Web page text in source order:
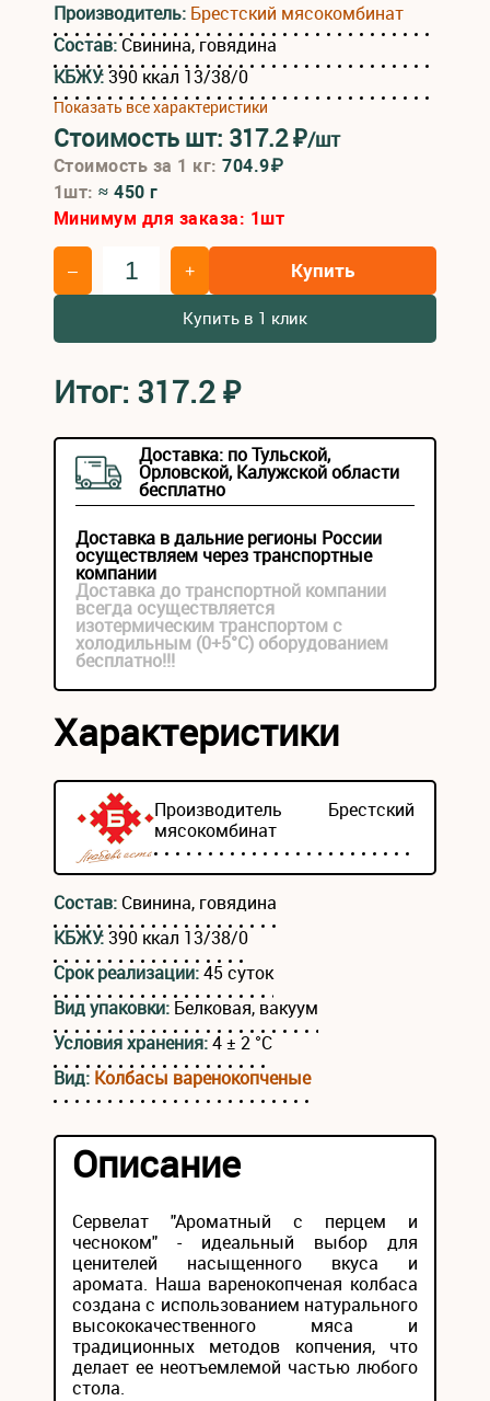
Производитель: Брестский мясокомбинат
Состав: Свинина, говядина
КБЖУ:390 ккал 13/38/0
Показать все характеристики
Стоимость шт: 317.2₽/шт
Стоимость за 1 кг:704.9₽
1шт:≈ 450 г
Минимум для заказа: 1шт
– + Купить
Купить в 1 клик
Итог: 317.2₽
Доставка: по Тульской,
Орловской, Калужской области
бесплатно
Доставка в дальние регионы России
осуществляем через транспортные
компании
Доставка до транспортной компании
всегда осуществляется
изотермическим транспортом с
холодильным (0+5°С) оборудованием
бесплатно!!!
Характеристики
Производитель Брестский
мясокомбинат
Состав: Свинина, говядина
КБЖУ:390 ккал 13/38/0
Срок реализации:45 суток
Вид упаковки: Белковая, вакуум
Условия хранения:4 ± 2 °С
Вид: Колбасы варенокопченые
Описание
Сервелат "Ароматный с перцем и
чесноком" - идеальный выбор для
ценителей насыщенного вкуса и
аромата. Наша варенокопченая колбаса
создана с использованием натурального
высококачественного мяса и
традиционных методов копчения, что
делает ее неотъемлемой частью любого
стола.